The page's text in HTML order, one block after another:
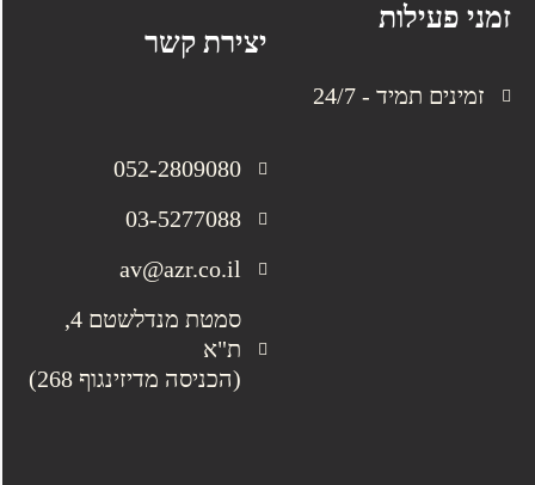
זמני פעילות
זמינים תמיד - 24/7
יצירת קשר
052-2809080
03-5277088
av@azr.co.il
סמטת מנדלשטם 4,
ת"א
(הכניסה מדיזינגוף 268)